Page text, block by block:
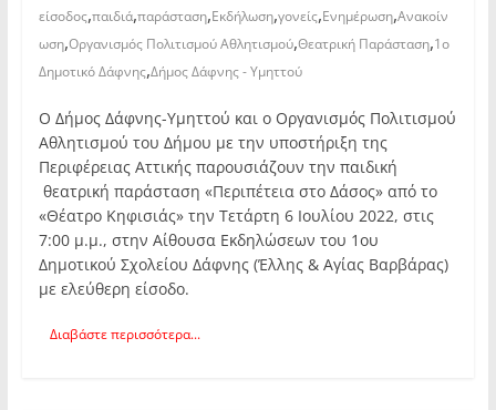
είσοδος,παιδιά,παράσταση,Εκδήλωση,γονείς,Ενημέρωση,Ανακοίν
ωση,Οργανισμός Πολιτισμού Αθλητισμού,Θεατρική Παράσταση,1ο
Δημοτικό Δάφνης,Δήμος Δάφνης - Υμηττού
Ο Δήμος Δάφνης-Υμηττού και ο Οργανισμός Πολιτισμού
Αθλητισμού του Δήμου με την υποστήριξη της
Περιφέρειας Αττικής παρουσιάζουν την παιδική
θεατρική παράσταση «Περιπέτεια στο Δάσος» από το
«Θέατρο Κηφισιάς» την Τετάρτη 6 Ιουλίου 2022, στις
7:00 μ.μ., στην Αίθουσα Εκδηλώσεων του 1ου
Δημοτικού Σχολείου Δάφνης (Έλλης & Αγίας Βαρβάρας)
με ελεύθερη είσοδο.
Διαβάστε περισσότερα...